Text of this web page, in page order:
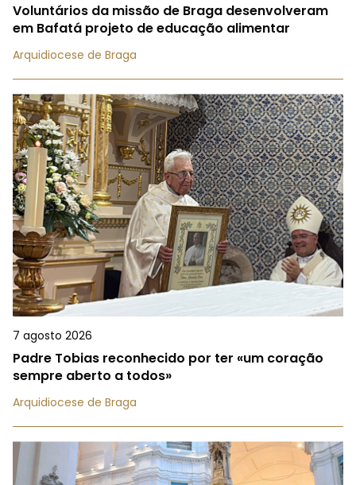
Voluntários da missão de Braga desenvolveram
em Bafatá projeto de educação alimentar
Arquidiocese de Braga
7 agosto 2026
Padre Tobias reconhecido por ter «um coração
sempre aberto a todos»
Arquidiocese de Braga